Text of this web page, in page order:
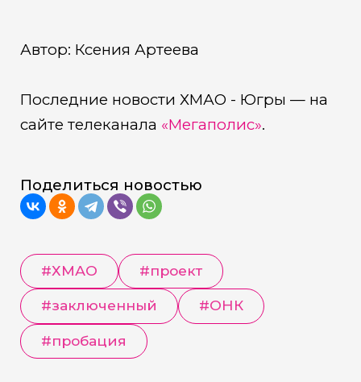
Автор: Ксения Артеева
Последние новости ХМАО - Югры — на
сайте телеканала «Мегаполис».
Поделиться новостью
#ХМАО #проект
#заключенный #ОНК
#пробация